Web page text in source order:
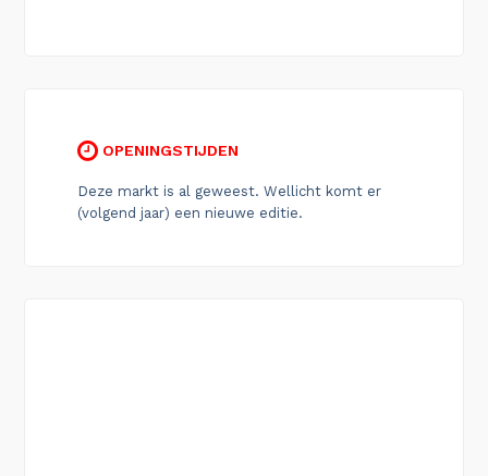
OPENINGSTIJDEN
Deze markt is al geweest. Wellicht komt er
(volgend jaar) een nieuwe editie.